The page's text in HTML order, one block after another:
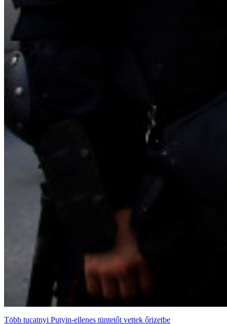
Több tucatnyi Putyin-ellenes tüntetőt vettek őrizetbe